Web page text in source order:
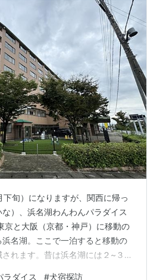
下旬）になりますが、関西に帰っ
）、浜名湖わんわんパラダイス
京と大阪（京都・神戸）に移動の
名湖。ここで一泊すると移動の
れます。昔は浜名湖には２~３件
ラダイス #犬宿探訪